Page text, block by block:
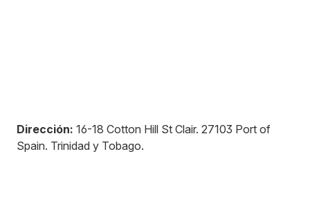
Dirección: 16-18 Cotton Hill St Clair. 27103 Port of
Spain. Trinidad y Tobago.